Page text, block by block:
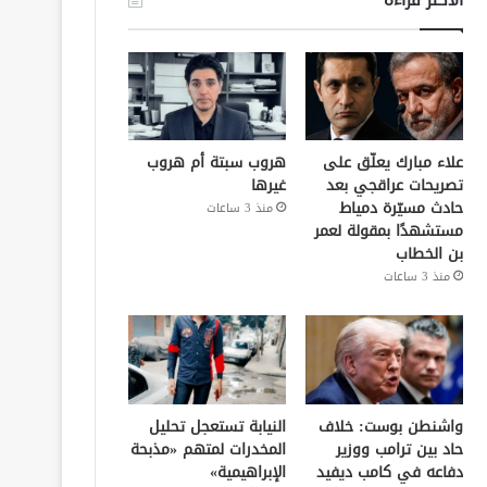
علاء مبارك يعلّق على
تصريحات عراقجي بعد
حادث مسيّرة دمياط
مستشهدًا بمقولة لعمر
بن الخطاب
منذ 3 ساعات
هروب سبتة أم هروب
غيرها
منذ 3 ساعات
واشنطن بوست: خلاف
حاد بين ترامب ووزير
دفاعه في كامب ديفيد
النيابة تستعجل تحليل
المخدرات لمتهم «مذبحة
الإبراهيمية»